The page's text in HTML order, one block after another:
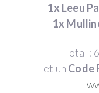
1x Leeu
1x
Total :
et un Code